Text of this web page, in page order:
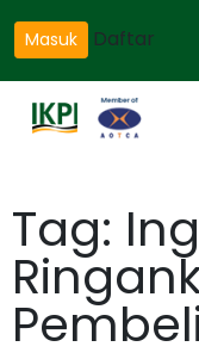
Masuk Daftar
Tag: